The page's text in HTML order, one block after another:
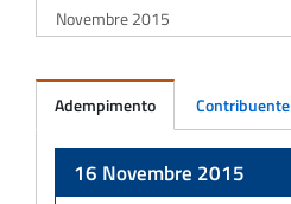
Adempimento Contribuente
16 Novembre 2015